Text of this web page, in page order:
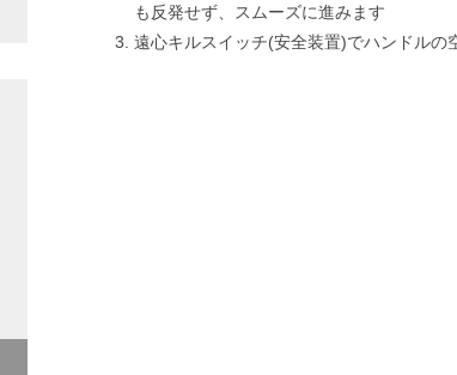
も反発せず、スムーズに進みます
遠心キルスイッチ(安全装置)でハンドルの